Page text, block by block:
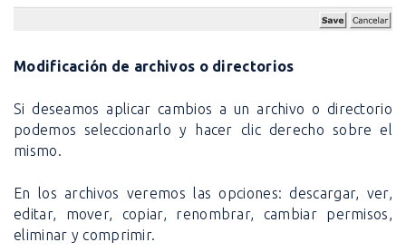
Modificación de archivos o directorios
Si deseamos aplicar cambios a un archivo o directorio
podemos seleccionarlo y hacer clic derecho sobre el
mismo.
En los archivos veremos las opciones: descargar, ver,
editar, mover, copiar, renombrar, cambiar permisos,
eliminar y comprimir.